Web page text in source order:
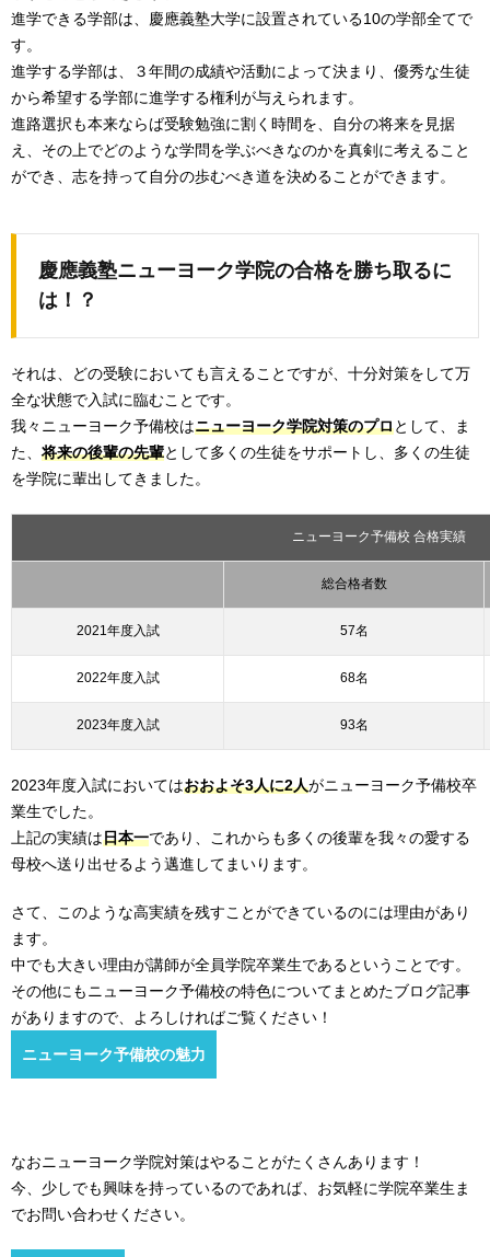
進学できる学部は、慶應義塾大学に設置されている10の学部全てで
す。
進学する学部は、３年間の成績や活動によって決まり、優秀な生徒
から希望する学部に進学する権利が与えられます。
進路選択も本来ならば受験勉強に割く時間を、自分の将来を見据
え、その上でどのような学問を学ぶべきなのかを真剣に考えること
ができ、志を持って自分の歩むべき道を決めることができます。
慶應義塾ニューヨーク学院の合格を勝ち取るに
は！？
それは、どの受験においても言えることですが、十分対策をして万
全な状態で入試に臨むことです。
我々ニューヨーク予備校はニューヨーク学院対策のプロとして、ま
た、将来の後輩の先輩として多くの生徒をサポートし、多くの生徒
を学院に輩出してきました。
ニューヨーク予備校 合格実績
総合格者数
2021年度入試 57名
2022年度入試 68名
2023年度入試 93名
2023年度入試においてはおおよそ3人に2人がニューヨーク予備校卒
業生でした。
上記の実績は日本一であり、これからも多くの後輩を我々の愛する
母校へ送り出せるよう邁進してまいります。
さて、このような高実績を残すことができているのには理由があり
ます。
中でも大きい理由が講師が全員学院卒業生であるということです。
その他にもニューヨーク予備校の特色についてまとめたブログ記事
がありますので、よろしければご覧ください！
ニューヨーク予備校の魅力
なおニューヨーク学院対策はやることがたくさんあります！
今、少しでも興味を持っているのであれば、お気軽に学院卒業生ま
でお問い合わせください。